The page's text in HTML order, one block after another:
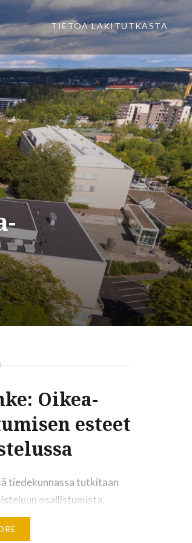
TIETOA LAKITUTKASTA
Oikea-
esteet
tiedekunnassa tutkitaan
osallistumista.
lainvalmistelun
kiinnostuksen oikea-